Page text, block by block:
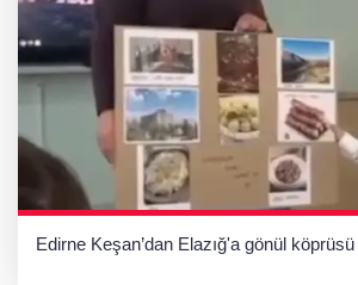
Edirne Keşan’dan Elazığ'a gönül köprüsü